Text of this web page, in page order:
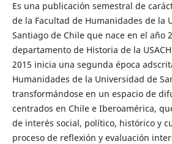
Es una publicación semestral de
de la Facultad de Humanidades de la
Santiago de Chile que nace en el año
departamento de Historia de la
2015 inicia una segunda época
Humanidades de la Universidad de
transformándose en un espacio de
centrados en Chile e Iberoamérica,
de interés social, político, histórico y
proceso de reflexión y evaluación